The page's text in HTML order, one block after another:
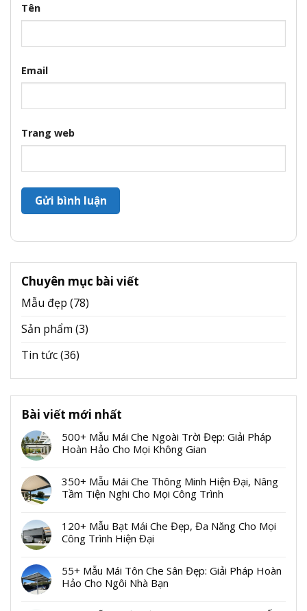
Tên
Email
Trang web
Chuyên mục bài viết
Mẫu đẹp (78)
Sản phẩm (3)
Tin tức(36)
Bài viết mới nhất
500+ Mẫu Mái Che Ngoài Trời Đẹp: Giải Pháp
Hoàn Hảo Cho Mọi Không Gian
350+ Mẫu Mái Che Thông Minh Hiện Đại, Nâng
Tầm Tiện Nghi Cho Mọi Công Trình
120+ Mẫu Bạt Mái Che Đẹp, Đa Năng Cho Mọi
Công Trình Hiện Đại
55+ Mẫu Mái Tôn Che Sân Đẹp: Giải Pháp Hoàn
Hảo Cho Ngôi Nhà Bạn